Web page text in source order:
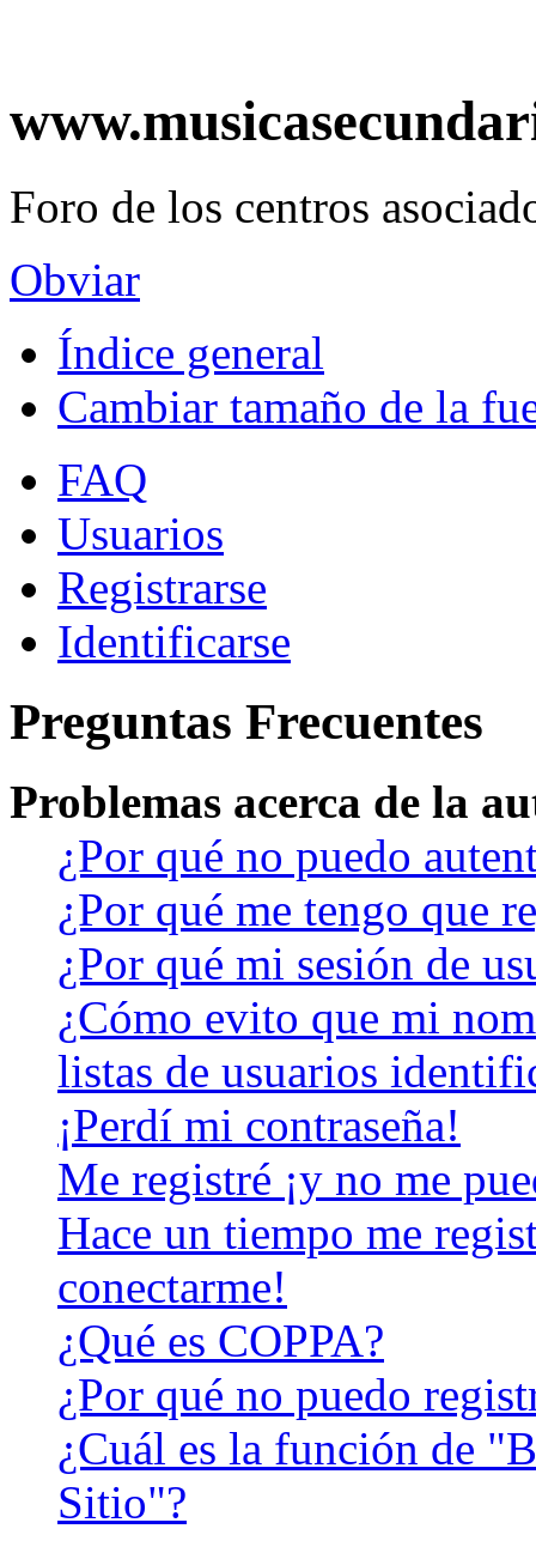
Foro de los centros
Obviar
Índice general
Cambiar tamaño de la
FAQ
Usuarios
Registrarse
Identificarse
Preguntas Frecuentes
Problemas acerca de la
¿Por qué no puedo
¿Por qué me tengo que
¿Por qué mi sesión de
¿Cómo evito que mi
listas de usuarios
¡Perdí mi contraseña!
Me registré ¡y no me
Hace un tiempo me
conectarme!
¿Qué es COPPA?
¿Por qué no puedo
¿Cuál es la función de
Sitio"?